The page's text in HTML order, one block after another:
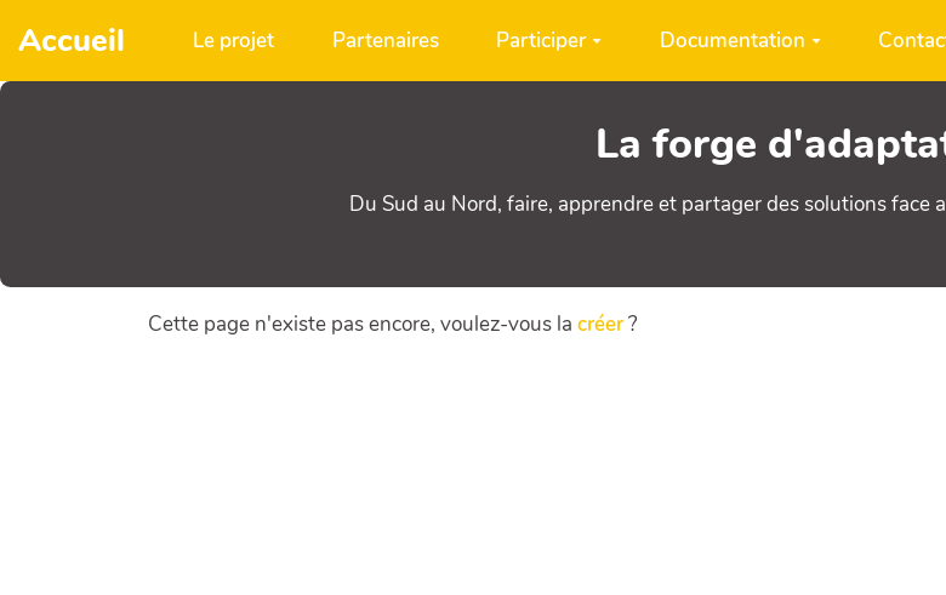
Aller au contenu principal
Accueil Le projet Partenaires Participer Documentation
La forge
Du Sud au Nord, faire, apprendre et partager des solutions face
Cette page n'existe pas encore, voulez-vous la créer?